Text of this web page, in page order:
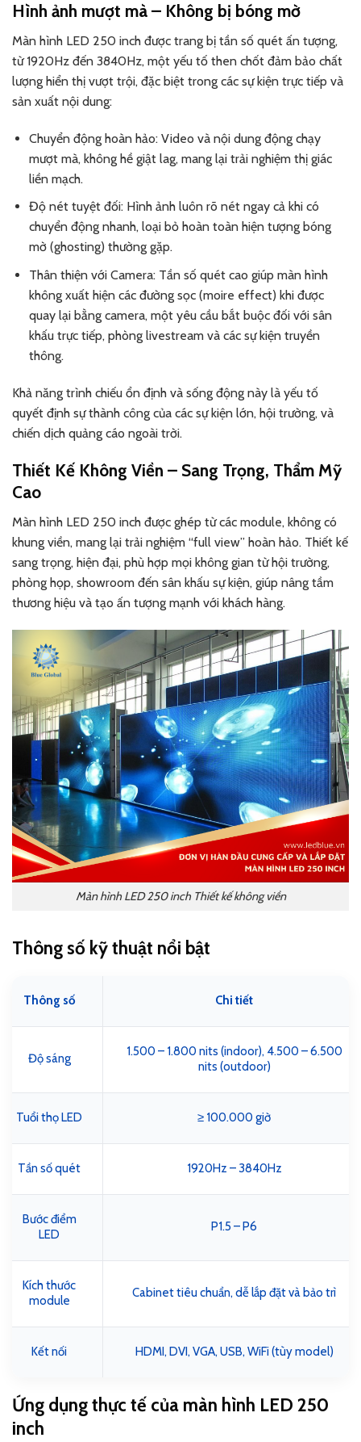
Hình ảnh mượt mà – Không bị bóng mờ
Màn hình LED 250 inch được trang bị tần số quét ấn tượng,
từ 1920Hz đến 3840Hz, một yếu tố then chốt đảm bảo chất
lượng hiển thị vượt trội, đặc biệt trong các sự kiện trực tiếp và
sản xuất nội dung:
Chuyển động hoàn hảo: Video và nội dung động chạy
mượt mà, không hề giật lag, mang lại trải nghiệm thị giác
liền mạch.
Độ nét tuyệt đối: Hình ảnh luôn rõ nét ngay cả khi có
chuyển động nhanh, loại bỏ hoàn toàn hiện tượng bóng
mờ (ghosting) thường gặp.
Thân thiện với Camera: Tần số quét cao giúp màn hình
không xuất hiện các đường sọc (moire effect) khi được
quay lại bằng camera, một yêu cầu bắt buộc đối với sân
khấu trực tiếp, phòng livestream và các sự kiện truyền
thông.
Khả năng trình chiếu ổn định và sống động này là yếu tố
quyết định sự thành công của các sự kiện lớn, hội trường, và
chiến dịch quảng cáo ngoài trời.
Thiết Kế Không Viền – Sang Trọng, Thẩm Mỹ
Cao
Màn hình LED 250 inch được ghép từ các module, không có
khung viền, mang lại trải nghiệm “full view” hoàn hảo. Thiết kế
sang trọng, hiện đại, phù hợp mọi không gian từ hội trường,
phòng họp, showroom đến sân khấu sự kiện, giúp nâng tầm
thương hiệu và tạo ấn tượng mạnh với khách hàng.
Màn hình LED 250 inch Thiết kế không viền
Thông số kỹ thuật nổi bật
Thông số Chi tiết
Độ sáng
1.500 – 1.800 nits (indoor), 4.500 – 6.500
nits (outdoor)
Tuổi thọ LED ≥ 100.000 giờ
Tần số quét 1920Hz – 3840Hz
Bước điểm
LED
P1.5 – P6
Kích thước
module
Cabinet tiêu chuẩn, dễ lắp đặt và bảo trì
Kết nối HDMI, DVI, VGA, USB, WiFi (tùy model)
Ứng dụng thực tế của màn hình LED 250
inch